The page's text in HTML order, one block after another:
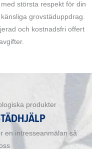
största respekt för din
grovstäduppdrag.
och kostnadsfri offert
produkter
en intresseanmälan så